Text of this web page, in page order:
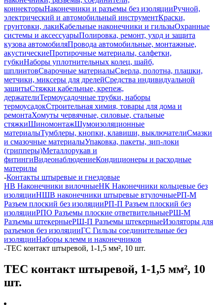
коннекторыНаконечники и разъемы без изоляцииРучной,
электрический и автомобильный инструментКраски,
грунтовки, лакиКабельные наконечники и гильзыОхранные
системы и аксессуарыПолировка, ремонт, уход и защита
кузова автомобиляПровода автомобильные, монтажные,
акустическиеПротирочные материалы, салфетки,
губкиНаборы уплотнительных колец, шайб,
шплинтовСварочные материалыСверла, полотна, плашки,
метчики, миксеры для дрелейСредства индивидуальной
защитыСтяжки кабельные, крепеж,
держателиТермоусадочные трубки, наборы
термоусадокСтроительная химия, товары для дома и
ремонтаХомуты червячные, силовые, стальные
стяжкиШиномонтажШумоизоляционные
материалыТумблеры, кнопки, клавиши, выключателиСмазки
и смазочные материалыУпаковка, пакеты, зип-локи
(грипперы)Металлорукав и
фитингиВидеонаблюдениеКондиционеры и расходные
материлы
-Контакты штыревые и гнездовые
НВ Наконечники вилочныеНК Наконечники кольцевые без
изоляцииНШВ наконечники штыревые втулочныеРП-М
Разъем плоский без изоляцииРП-П Разъем плоский без
изоляцииРПО Разъемы плоские ответвительныеРШ-М
Разъемы штекерныеРШ-П Разъемы штекерныеИзоляторы для
разъемов без изоляцииГС Гильзы соединительные без
изоляцииНаборы клемм и наконечников
-TEC контакт штыревой, 1-1,5 мм², 10 шт.
TEC контакт штыревой, 1-1,5 мм², 10
шт.